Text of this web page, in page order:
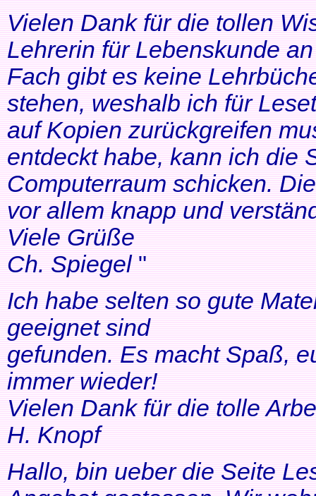
Vielen Dank für die tollen
Lehrerin für Lebenskunde
Fach gibt es keine
stehen, weshalb ich für
auf Kopien zurückgreifen
entdeckt habe, kann ich die
Computerraum schicken.
vor allem knapp und
Viele Grüße
Ch. Spiegel"
Ich habe selten so gute
geeignet sind
gefunden. Es macht Spaß,
immer wieder!
Vielen Dank für die tolle
H. Knopf
Hallo, bin ueber die Seite